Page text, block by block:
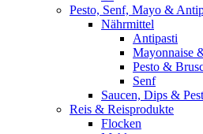
Pesto, Senf, Mayo &
Nährmittel
Antipasti
Mayonnaise
Pesto &
Senf
Saucen, Dips &
Reis & Reisprodukte
Flocken